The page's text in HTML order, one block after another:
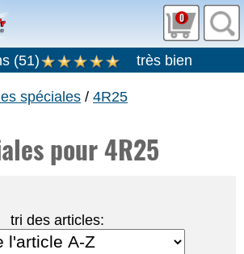
0
(51) très bien
spéciales / 4R25
pour 4R25
tri des articles: